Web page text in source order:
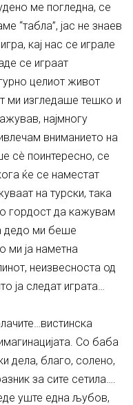
ме погледна, се
“табла”, јас не знаев
кај нас се играле
се играат
целиот живот
ми изгледаше тешко и
најмногу
вниманието на
сè поинтересно, се
ќе се наместат
на турски, така
гордост да кажувам
дедо ми беше
ми ја наметна
неизвесноста од
ја следат играта…
Со баба
дела, благо, солено,
за сите сетила….
уште една љубов,